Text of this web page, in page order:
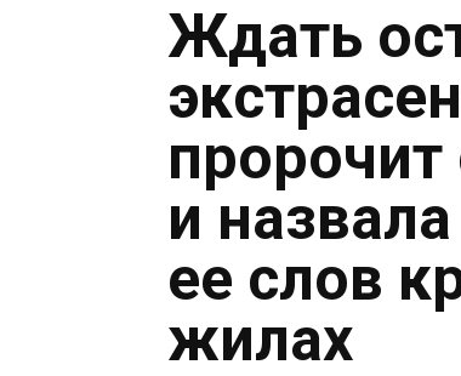
Ждать
и
ее слов
жилах